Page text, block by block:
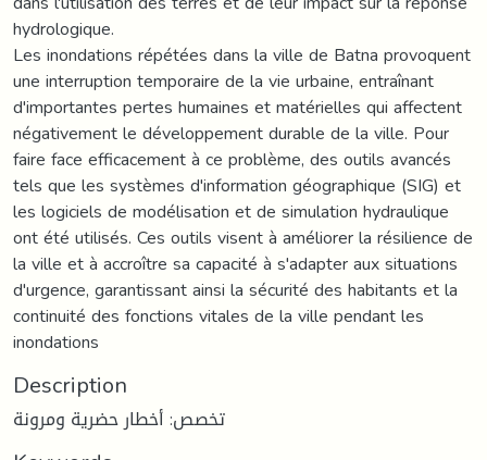
hydrologique.
Les inondations répétées dans la ville de Batna provoquent
une interruption temporaire de la vie urbaine, entraînant
d'importantes pertes humaines et matérielles qui affectent
négativement le développement durable de la ville. Pour
faire face efficacement à ce problème, des outils avancés
tels que les systèmes d'information géographique (SIG) et
les logiciels de modélisation et de simulation hydraulique
ont été utilisés. Ces outils visent à améliorer la résilience de
la ville et à accroître sa capacité à s'adapter aux situations
d'urgence, garantissant ainsi la sécurité des habitants et la
continuité des fonctions vitales de la ville pendant les
inondations
Description
تخصص: أخطار حضرية ومرونة